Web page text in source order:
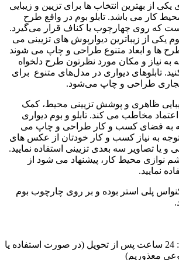
یکی از بهترین انتخاب ها برای تزیین و زیبایی
کار می باشد. تابلو بوم در واقع طرح
که روی چهارچوب یا کناف قرار می‌گیرد.
یکی از زیباترین دیوارپوش های تزیینی می
طرح ها و ابعاد متنوع طراحی و چاپ می شوند
به نیاز و مکان مورد نظرتون طرح دلخواه
تابلوهای دیواری در مدل‌های متنوع برای
طراحی و چاپ می‌شود.
زیبایی ظاهری و پوشش تزیینی محیط، کمک
مخاطب می کند. تابلو و بوم دیواری
به فضای کسب و کار طراحی و چاپ می
توجه به نیاز کسب و کار خودتان از عکس های
و یا تصاویر سه بعدی تزیینی استفاده نمایید.
نوازی محیط کار، پیشنهاد می شود از
نمایید.
پلی استر بوده و بر روی چارچوب بوم
شرایط بازگشت کالا : 24 ساعت پس از تحویل (در صورت استفاده یا
معذوریم)